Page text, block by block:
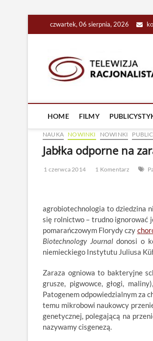
czwartek, 06 sierpnia, 2026
HOME FILMY
NAUKA NOWINKI NOWINKI
Jabłka odporne na
1 czerwca 2014 1 Komentarz
agrobiotechnologia to dziedzina
się rolnictwo – trudno ignorować
pomarańczowym Florydy czy
Biotechnology Journaldonosi o
niemieckiego Instytutu Juliusa
Zaraza ogniowa to bakteryjne
grusze, pigwowce, głogi,
Patogenem odpowiedzialnym za
temu mikrobowi naukowcy
genetycznej, polegającą na
nazywamy cisgenezą.